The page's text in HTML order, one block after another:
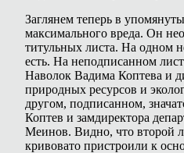
Заглянем теперь в
максимального вреда. Он
титульных листа. На одном
есть. На неподписанном
Наволок Вадима Коптева и
природных ресурсов и
другом, подписанном,
Коптев и замдиректора
Меинов. Видно, что второй
кривовато пристроили к